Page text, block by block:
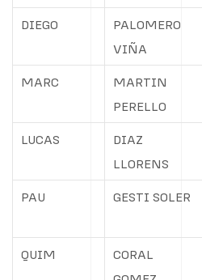
DIEGO
PALOMERO
VIÑA
MARC
MARTIN
PERELLO
LUCAS
DIAZ
LLORENS
PAU GESTI SOLER
QUIM
CORAL